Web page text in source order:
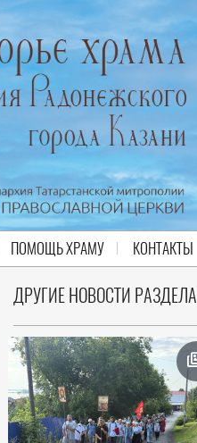
ПОМОЩЬ ХРАМУ КОНТАКТЫ
ДРУГИЕ НОВОСТИ РАЗДЕЛА